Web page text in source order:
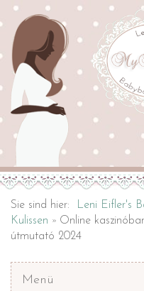
Sie sind hier: Leni Eifler's
Kulissen
Online
útmutató 2024
Menü